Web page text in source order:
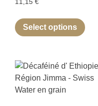
11,15 €
Select options